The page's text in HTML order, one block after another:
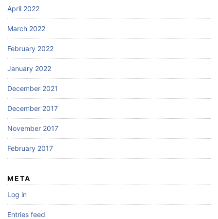
April 2022
March 2022
February 2022
January 2022
December 2021
December 2017
November 2017
February 2017
META
Log in
Entries feed